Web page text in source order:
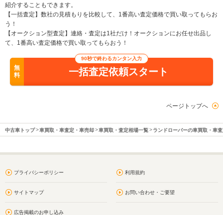
紹介することもできます。
【一括査定】数社の見積もりを比較して、1番高い査定価格で買い取ってもらお
う！
【オークション型査定】連絡・査定は1社だけ！オークションにお任せ出品し
て、1番高い査定価格で買い取ってもらおう！
無
料
90秒で終わるカンタン入力
一括査定依頼スタート
ページトップへ
中古車トップ 車買取・車査定・車売却 車買取・査定相場一覧 ランドローバーの車買取・車
プライバシーポリシー 利用規約
サイトマップ お問い合わせ・ご要望
広告掲載のお申し込み